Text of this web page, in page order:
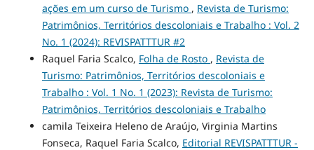
ações em um curso de Turismo , Revista de Turismo:
Patrimônios, Territórios descoloniais e Trabalho : Vol. 2
No. 1 (2024): REVISPATTTUR #2
Raquel Faria Scalco, Folha de Rosto , Revista de
Turismo: Patrimônios, Territórios descoloniais e
Trabalho : Vol. 1 No. 1 (2023): Revista de Turismo:
Patrimônios, Territórios descoloniais e Trabalho
camila Teixeira Heleno de Araújo, Virginia Martins
Fonseca, Raquel Faria Scalco, Editorial REVISPATTTUR -